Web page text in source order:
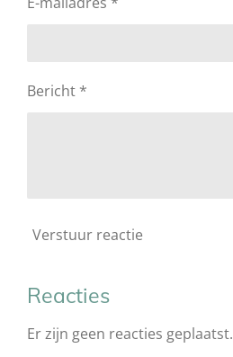
Bericht *
Verstuur reactie
Reacties
Er zijn geen reacties geplaatst.